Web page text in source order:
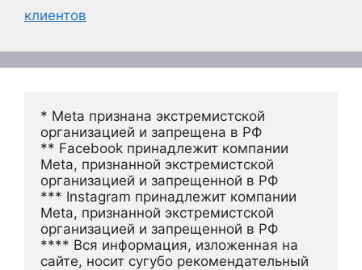
клиентов
* Meta признана экстремистской
организацией и запрещена в РФ
** Facebook принадлежит компании
Meta, признанной экстремистской
организацией и запрещенной в РФ
*** Instagram принадлежит компании
Meta, признанной экстремистской
организацией и запрещенной в РФ
**** Вся информация, изложенная на
сайте, носит сугубо рекомендательный